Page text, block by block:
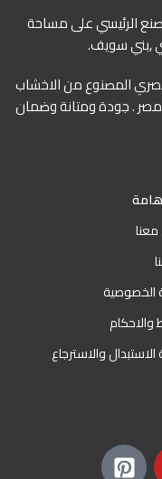
الرئيسي على مساحة
المصنوع من الاخشاب
مصر . جودة ومتانة وضمان
الخصوصية
والاحكام
والاسترجاع